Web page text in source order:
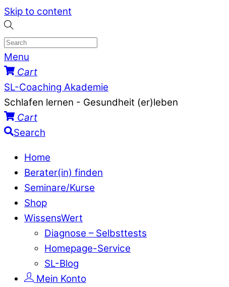
Skip to content
Menu
Cart
SL-Coaching Akademie
Schlafen lernen - Gesundheit (er)leben
Cart
Search
Home
Berater(in) finden
Seminare/Kurse
Shop
WissensWert
Diagnose – Selbsttests
Homepage-Service
SL-Blog
Mein Konto